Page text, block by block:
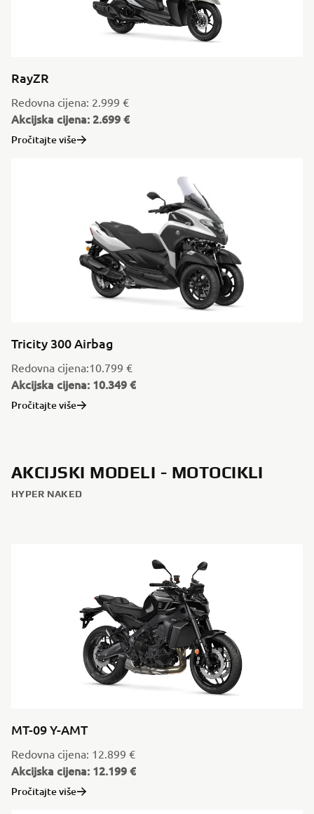
RayZR
Redovna cijena: 2.999 €
Akcijska cijena: 2.699 €
Pročitajte više
Tricity 300 Airbag
Redovna cijena:10.799 €
Akcijska cijena: 10.349 €
Pročitajte više
AKCIJSKI MODELI - MOTOCIKLI
HYPER NAKED
MT-09 Y-AMT
Redovna cijena: 12.899 €
Akcijska cijena: 12.199 €
Pročitajte više